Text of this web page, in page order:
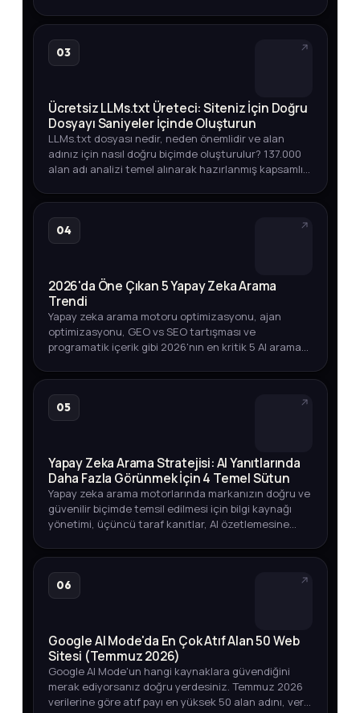
endeksleme oranları v…
03
Ücretsiz LLMs.txt Üreteci: Siteniz İçin Doğru
Dosyayı Saniyeler İçinde Oluşturun
LLMs.txt dosyası nedir, neden önemlidir ve alan
adınız için nasıl doğru biçimde oluşturulur? 137.000
alan adı analizi temel alınarak hazırlanmış kapsamlı
04
2026'da Öne Çıkan 5 Yapay Zeka Arama
Trendi
Yapay zeka arama motoru optimizasyonu, ajan
optimizasyonu, GEO vs SEO tartışması ve
programatik içerik gibi 2026'nın en kritik 5 AI arama
05
Yapay Zeka Arama Stratejisi: AI Yanıtlarında
Daha Fazla Görünmek İçin 4 Temel Sütun
Yapay zeka arama motorlarında markanızın doğru ve
güvenilir biçimde temsil edilmesi için bilgi kaynağı
yönetimi, üçüncü taraf kanıtlar, AI özetlemesine
kapsamlı bir strate…
06
Google AI Mode'da En Çok Atıf Alan 50 Web
Sitesi (Temmuz 2026)
Google AI Mode'un hangi kaynaklara güvendiğini
merak ediyorsanız doğru yerdesiniz. Temmuz 2026
verilerine göre atıf payı en yüksek 50 alan adını, veri